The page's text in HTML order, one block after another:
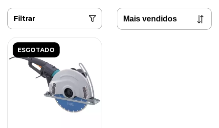
Filtrar
ESGOTADO